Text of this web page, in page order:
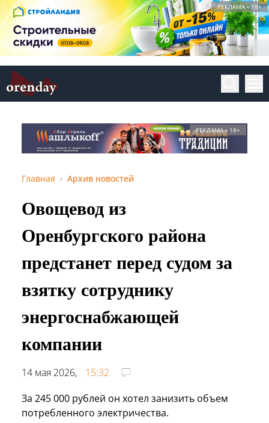
РЕКЛАМА • 18+
РЕКЛАМА • 18+
Главная Архив новостей
Овощевод из
Оренбургского района
предстанет перед судом за
взятку сотруднику
энергоснабжающей
компании
14 мая 2026,
15:32
За 245 000 рублей он хотел занизить объем
потребленного электричества.